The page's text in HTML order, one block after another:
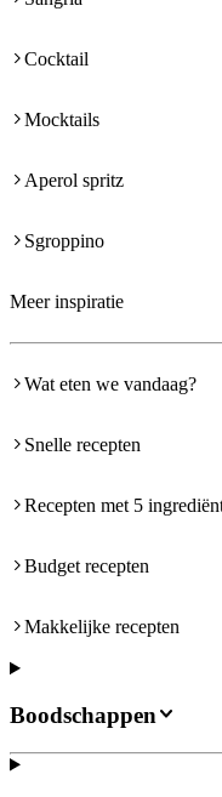
Cocktail
Mocktails
Aperol spritz
Sgroppino
Meer inspiratie
Wat eten we vandaag?
Snelle recepten
Recepten met 5
Budget recepten
Makkelijke recepten
Boodschappen